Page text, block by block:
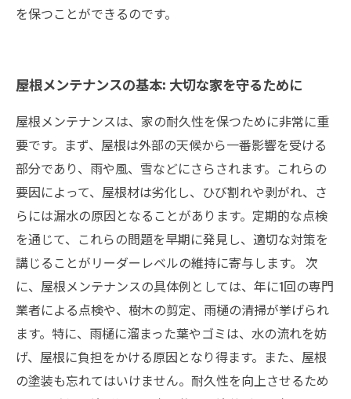
を保つことができるのです。
屋根メンテナンスの基本: 大切な家を守るために
屋根メンテナンスは、家の耐久性を保つために非常に重
要です。まず、屋根は外部の天候から一番影響を受ける
部分であり、雨や風、雪などにさらされます。これらの
要因によって、屋根材は劣化し、ひび割れや剥がれ、さ
らには漏水の原因となることがあります。定期的な点検
を通じて、これらの問題を早期に発見し、適切な対策を
講じることがリーダーレベルの維持に寄与します。 次
に、屋根メンテナンスの具体例としては、年に1回の専門
業者による点検や、樹木の剪定、雨樋の清掃が挙げられ
ます。特に、雨樋に溜まった葉やゴミは、水の流れを妨
げ、屋根に負担をかける原因となり得ます。また、屋根
の塗装も忘れてはいけません。耐久性を向上させるため